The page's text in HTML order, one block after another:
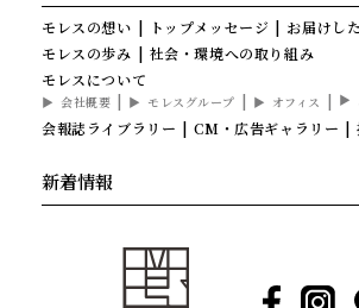
モレスの想い トップメッセージ
お届けし
モレスの歩み
社会・環境への取り組み
モレスについて
会社概要 モレスグループ オフィス
会報誌ライブラリー CM・広告ギャラリー
新着情報
Facebook